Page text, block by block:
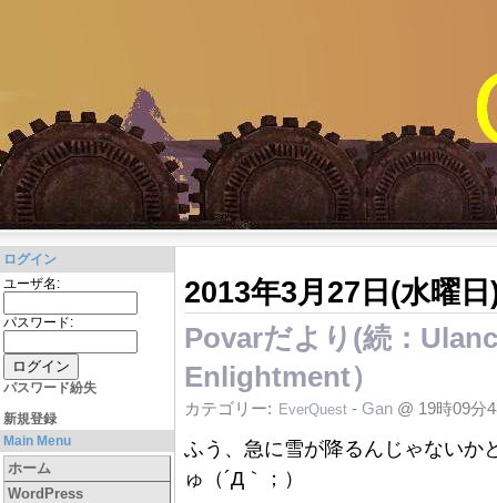
ログイン
ユーザ名:
パスワード:
パスワード紛失
新規登録
Main Menu
ホーム
WordPress
2013年3月27日(水曜日
Povarだより(続：
Enlightment）
カテゴリー: EverQuest - Gan @ 19時09分
ふう、急に雪が降るんじゃないか
ゅ（´Д｀；）